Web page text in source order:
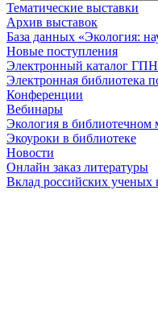
Тематические выставки
Архив выставок
База данных «Экология:
Новые поступления
Электронный каталог
Электронная библиотека
Конференции
Вебинары
Экология в библиотечном
Экоуроки в библиотеке
Новости
Онлайн заказ литературы
Вклад российских